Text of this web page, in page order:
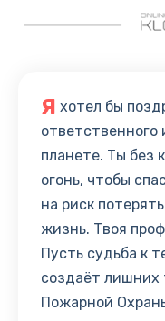
Я хотел бы
ответственного
планете. Ты без
огонь, чтобы
на риск
жизнь. Твоя
Пусть судьба к
создаёт
Пожарной